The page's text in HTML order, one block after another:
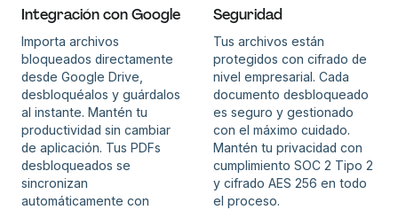
Integración con Google
Importa archivos
bloqueados directamente
desde Google Drive,
desbloquéalos y guárdalos
al instante. Mantén tu
productividad sin cambiar
de aplicación. Tus PDFs
desbloqueados se
sincronizan
automáticamente con
Seguridad
Tus archivos están
protegidos con cifrado de
nivel empresarial. Cada
documento desbloqueado
es seguro y gestionado
con el máximo cuidado.
Mantén tu privacidad con
cumplimiento SOC 2 Tipo 2
y cifrado AES 256 en todo
el proceso.